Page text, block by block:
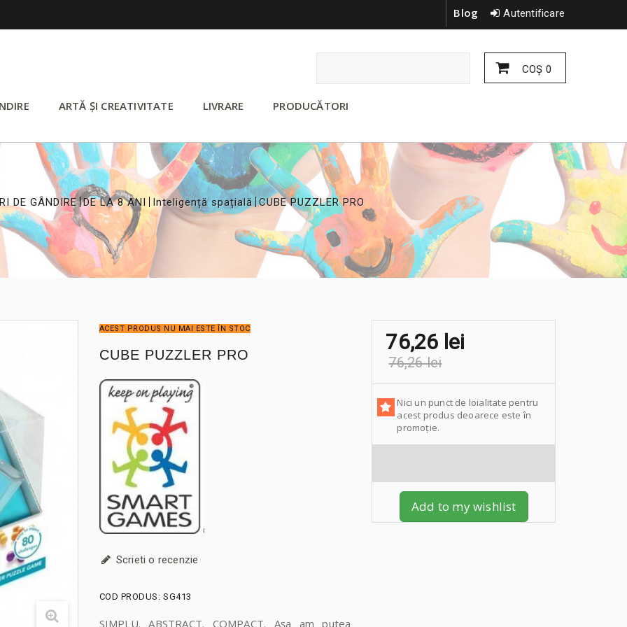
Autentificare
Blog
COŞ 0
ARTĂ ȘI CREATIVITATE LIVRARE PRODUCĂTORI
DE GÂNDIRE
>
DE LA 8 ANI
>
Inteligență spațială
>
CUBE PUZZLER PRO
ACEST PRODUS NU MAI ESTE ÎN STOC
CUBE PUZZLER PRO
Scrieti o recenzie
COD PRODUS: SG413
SIMPLU. ABSTRACT. COMPACT. Așa am putea
76,26 lei
76,26 lei
Nici un punct de loialitate pentru
acest produs deoarece este în
promoție.
Add to my wishlist